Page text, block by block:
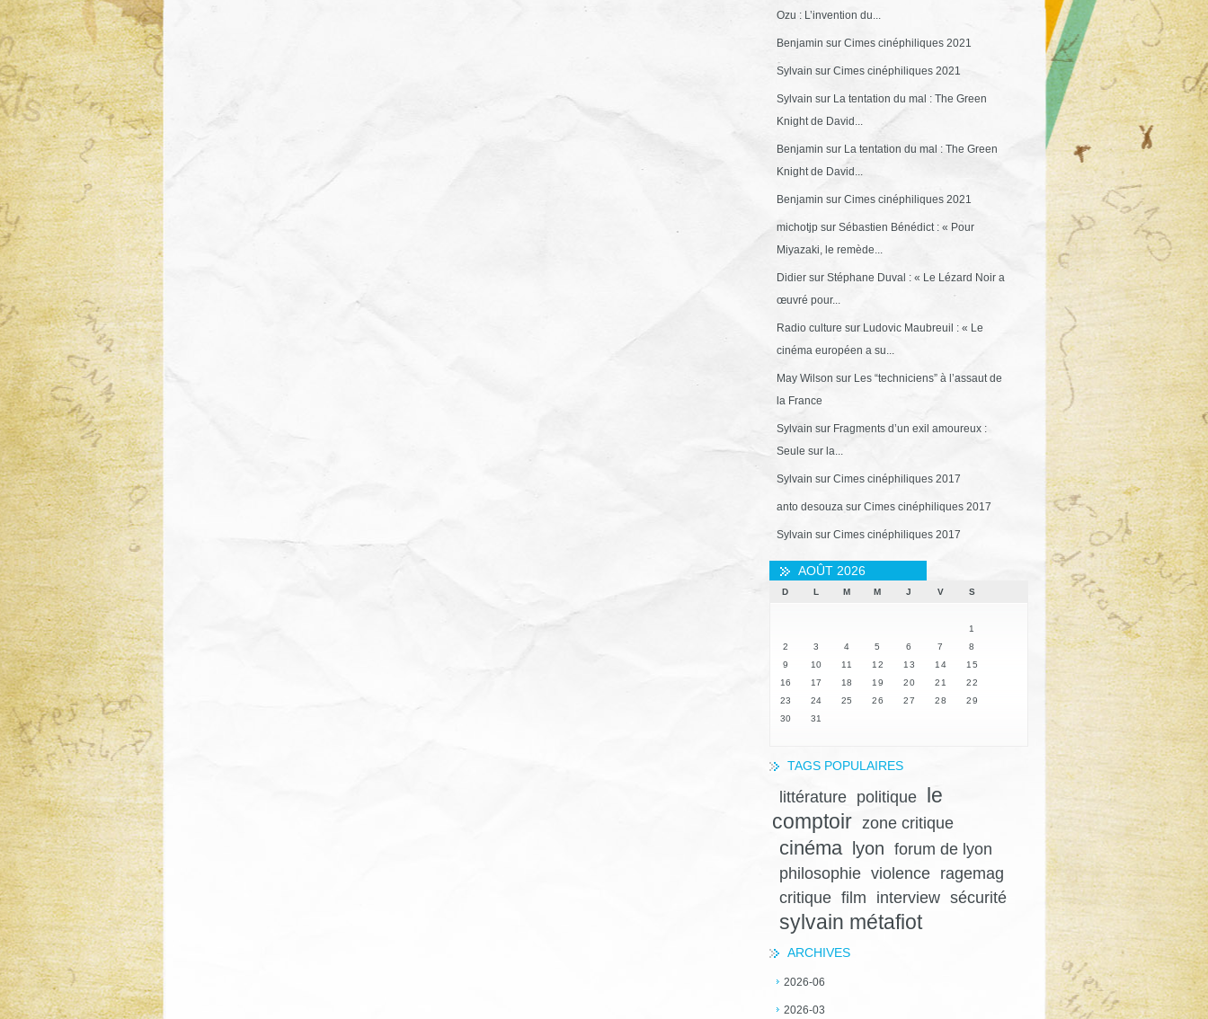
Ozu : L’invention du...
Benjamin sur Cimes cinéphiliques 2021
Sylvain sur Cimes cinéphiliques 2021
Sylvain sur La tentation du mal : The Green
Knight de David...
Benjamin sur La tentation du mal : The Green
Knight de David...
Benjamin sur Cimes cinéphiliques 2021
michotjpsur Sébastien Bénédict : « Pour
Miyazaki, le remède...
Didiersur Stéphane Duval : « Le Lézard Noir a
œuvré pour...
Radio culture sur Ludovic Maubreuil : « Le
cinéma européen a su...
May Wilson sur Les “techniciens” à l’assaut de
la France
Sylvain sur Fragments d’un exil amoureux :
Seule sur la...
Sylvain sur Cimes cinéphiliques 2017
anto desouzasur Cimes cinéphiliques 2017
Sylvain sur Cimes cinéphiliques 2017
AOÛT 2026
D L M M J V S
1
2
3 4 5 6 7
8
9
10 11 12 13 14
15
16
17 18 19 20 21
22
23
24 25 26 27 28
29
30
31
TAGS POPULAIRES
littérature politique
le
comptoir zone critique
cinéma lyon forum de lyon
philosophie violence
ragemag
critique film interview sécurité
sylvain métafiot
ARCHIVES
2026-06
2026-03